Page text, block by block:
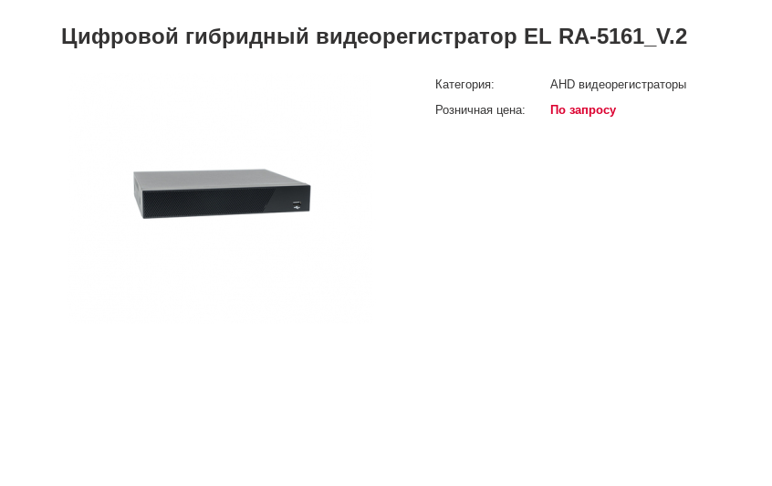
Цифровой гибридный видеорегистратор EL RA-5161_V.2
Категория:
AHD видеорегистраторы
Розничная цена:
По запросу